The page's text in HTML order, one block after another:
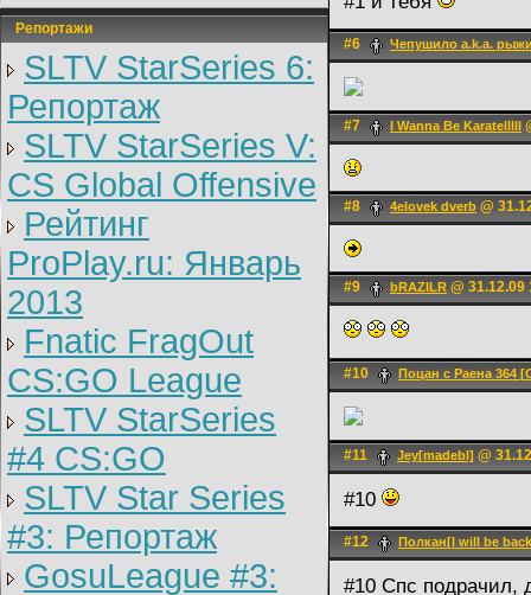
Репортажи
SLTV StarSeries 6:
Репортаж
SLTV StarSeries V:
CS Global Offensive
Рейтинг
ProPlay.ru: Январь
2013
Fnatic FragOut
CS:GO League
SLTV StarSeries
#4 CS:GO
SLTV Star Series
#3: Репортаж
GosuLeague #3:
#6 Чепушило a.k.a.
#7 I Wanna Be Karatelllll
#8 4elovek dverb @
#9 bRAZILR @ 31.12.09
#10 Поцан с Раена 364
#11 Jey[madebl] @
#10
#12 Полкан[I will be
#10 Спс подрачил,